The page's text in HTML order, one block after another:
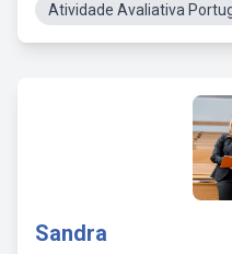
Atividade Avaliativa
Sandra